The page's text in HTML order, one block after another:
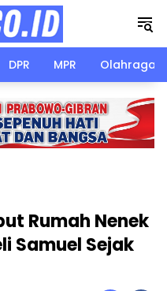
DPR MPR Olahraga
Rumah Nenek
Samuel Sejak